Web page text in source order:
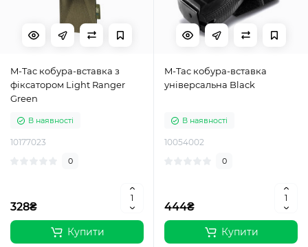
M-Tac кобура-вставка з
фіксатором Light Ranger
Green
В наявності
10177023
0
328₴
Купити
M-Tac кобура-вставка
універсальна Black
В наявності
10054002
0
444₴
Купити